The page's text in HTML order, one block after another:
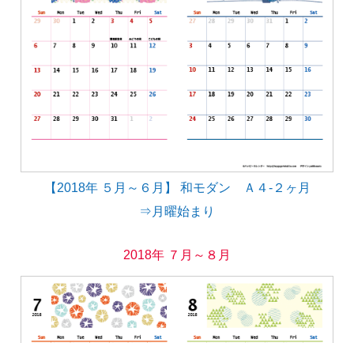
【2018年 ５月～６月】 和モダン Ａ４-２ヶ月
⇒月曜始まり
2018年 ７月～８月